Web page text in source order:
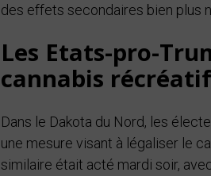
des effets secondaires bien plus
Les Etats-pro-
cannabis récréatif
Dans le Dakota du Nord, les
une mesure visant à légaliser le
similaire était acté mardi soir,